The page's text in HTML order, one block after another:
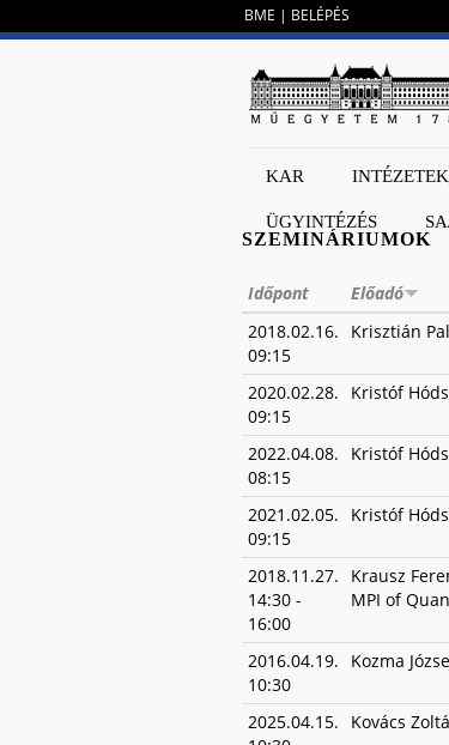
BME | BELÉPÉS
KAR
ÜGYINTÉZÉS
SZEMINÁRIUMOK
Időpont Előadó
2018.02.16.
09:15
Krisztián
2020.02.28.
09:15
Kristóf
2022.04.08.
08:15
Kristóf
2021.02.05.
09:15
Kristóf
2018.11.27.
14:30 -
16:00
Krausz
MPI of
2016.04.19.
10:30
Kozma
2025.04.15.
Kovács